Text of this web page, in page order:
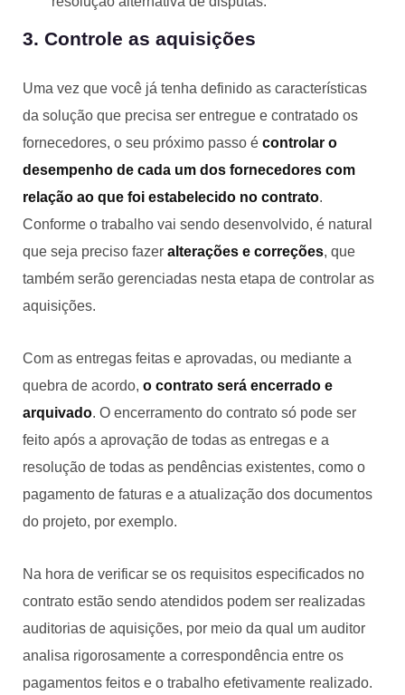
3. Controle as aquisições
Uma vez que você já tenha definido as características
da solução que precisa ser entregue e contratado os
fornecedores, o seu próximo passo é controlar o
desempenho de cada um dos fornecedores com
relação ao que foi estabelecido no contrato.
Conforme o trabalho vai sendo desenvolvido, é natural
que seja preciso fazer alterações e correções, que
também serão gerenciadas nesta etapa de controlar as
aquisições.
Com as entregas feitas e aprovadas, ou mediante a
quebra de acordo, o contrato será encerrado e
arquivado. O encerramento do contrato só pode ser
feito após a aprovação de todas as entregas e a
resolução de todas as pendências existentes, como o
pagamento de faturas e a atualização dos documentos
do projeto, por exemplo.
Na hora de verificar se os requisitos especificados no
contrato estão sendo atendidos podem ser realizadas
auditorias de aquisições, por meio da qual um auditor
analisa rigorosamente a correspondência entre os
pagamentos feitos e o trabalho efetivamente realizado.